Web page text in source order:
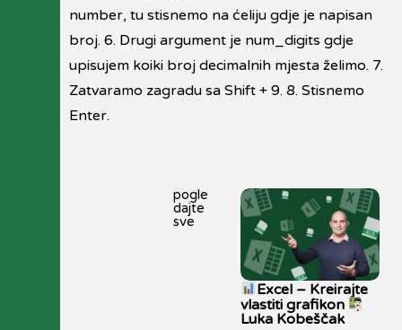
number, tu stisnemo na ćeliju gdje je napisan
broj. 6. Drugi argument je num_digits gdje
upisujem koiki broj decimalnih mjesta želimo. 7.
Zatvaramo zagradu sa Shift + 9. 8. Stisnemo
Enter.
pogle
dajte
sve
Excel – Kreirajte
vlastiti grafikon
Luka Kobeščak